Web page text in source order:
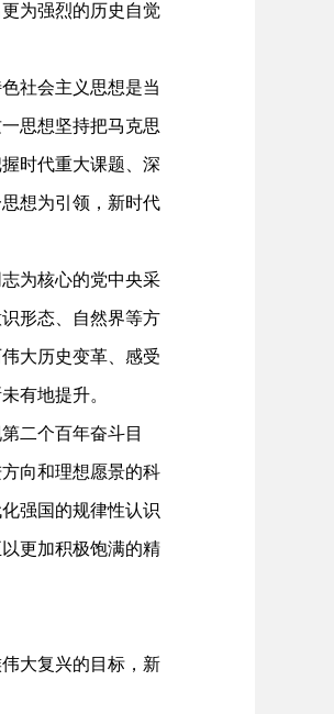
为强烈的历史自觉
社会主义思想是当
思想坚持把马克思
时代重大课题、深
想为引领，新时代
为核心的党中央采
形态、自然界等方
大历史变革、感受
有地提升。
二个百年奋斗目
向和理想愿景的科
强国的规律性认识
更加积极饱满的精
大复兴的目标，新